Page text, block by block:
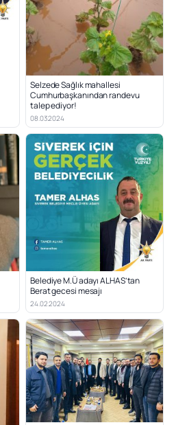
Selzede Sağlık mahallesi
Cumhurbaşkanından randevu
talep ediyor!
08.03.2024
Belediye M.Ü adayı ALHAS’tan
Berat gecesi mesajı
24.02.2024